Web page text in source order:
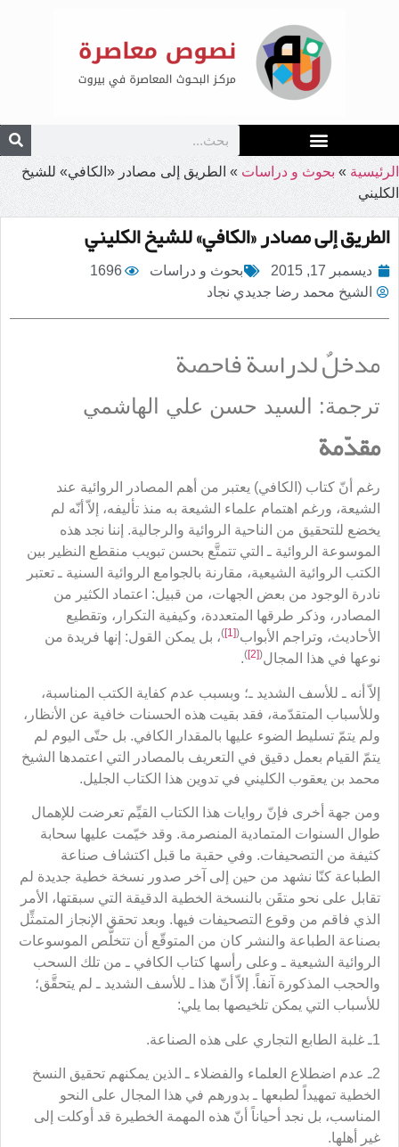
الرئيسية » بحوث و دراسات » الطريق إلى مصادر «الكافي» للشيخ
الكليني
الطريق إلى مصادر «الكافي» للشيخ الكليني
ديسمبر 17, 2015 بحوث و دراسات
1696
الشيخ محمد رضا جديدي نجاد
مدخلٌ لدراسة فاحصة
ترجمة: السيد حسن علي الهاشمي
مقدّمة
رغم أنّ كتاب (الكافي) يعتبر من أهم المصادر الروائية عند
الشيعة، ورغم اهتمام علماء الشيعة به منذ تأليفه، إلاّ أنّه لم
يخضع للتحقيق من الناحية الروائية والرجالية. إننا نجد هذه
الموسوعة الروائية ـ التي تتمتَّع بحسن تبويب منقطع النظير بين
الكتب الروائية الشيعية، مقارنة بالجوامع الروائية السنية ـ تعتبر
نادرة الوجود من بعض الجهات، من قبيل: اعتماد الكثير من
المصادر، وذكر طرقها المتعددة، وكيفية التكرار، وتقطيع
الأحاديث، وتراجم الأبواب(
[1]
)، بل يمكن القول: إنها فريدة من
نوعها في هذا المجال(
[2]
)
.
إلاّ أنه ـ للأسف الشديد ـ؛ وبسبب عدم كفاية الكتب المناسبة،
وللأسباب المتقدّمة، فقد بقيت هذه الحسنات خافية عن الأنظار،
ولم يتمّ تسليط الضوء عليها بالمقدار الكافي. بل حتّى اليوم لم
يتمّ القيام بعمل دقيق في التعريف بالمصادر التي اعتمدها الشيخ
محمد بن يعقوب الكليني في تدوين هذا الكتاب الجليل.
ومن جهة أخرى فإنّ روايات هذا الكتاب القيِّم تعرضت للإهمال
طوال السنوات المتمادية المنصرمة. وقد خيّمت عليها سحابة
كثيفة من التصحيفات. وفي حقبة ما قبل اكتشاف صناعة
الطباعة كنّا نشهد من حين إلى آخر صدور نسخة خطية جديدة لم
تقابل على نحو متقَن بالنسخة الخطية الدقيقة التي سبقتها، الأمر
الذي فاقم من وقوع التصحيفات فيها. وبعد تحقق الإنجاز المتمثِّل
بصناعة الطباعة والنشر كان من المتوقّع أن تتخلَّص الموسوعات
الروائية الشيعية ـ وعلى رأسها كتاب الكافي ـ من تلك السحب
والحجب المذكورة آنفاً. إلاّ أنّ هذا ـ للأسف الشديد ـ لم يتحقَّق؛
للأسباب التي يمكن تلخيصها بما يلي:
1ـ غلبة الطابع التجاري على هذه الصناعة.
2ـ عدم اضطلاع العلماء والفضلاء ـ الذين يمكنهم تحقيق النسخ
الخطية تمهيداً لطبعها ـ بدورهم في هذا المجال على النحو
المناسب، بل نجد أحياناً أنّ هذه المهمة الخطيرة قد أوكلت إلى
غير أهلها.